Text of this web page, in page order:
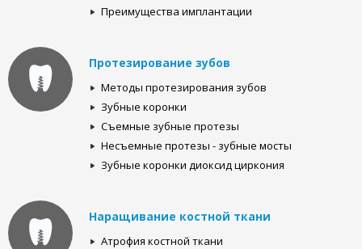
Преимущества имплантации
Протезирование зубов
Методы протезирования зубов
Зубные коронки
Съемные зубные протезы
Несъемные протезы - зубные мосты
Зубные коронки диоксид циркония
Наращивание костной ткани
Атрофия костной ткани